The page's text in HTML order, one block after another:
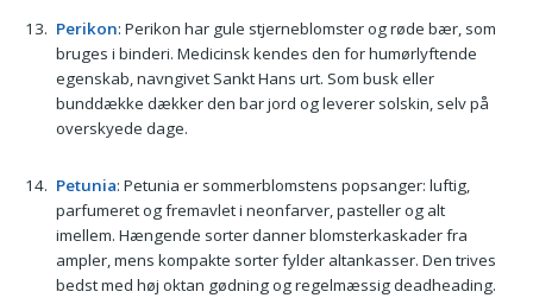
Perikon: Perikon har gule stjerneblomster og røde bær, som
bruges i binderi. Medicinsk kendes den for humørlyftende
egenskab, navngivet Sankt Hans urt. Som busk eller
bunddække dækker den bar jord og leverer solskin, selv på
overskyede dage.
Petunia: Petunia er sommerblomstens popsanger: luftig,
parfumeret og fremavlet i neonfarver, pasteller og alt
imellem. Hængende sorter danner blomsterkaskader fra
ampler, mens kompakte sorter fylder altankasser. Den trives
bedst med høj oktan gødning og regelmæssig deadheading.